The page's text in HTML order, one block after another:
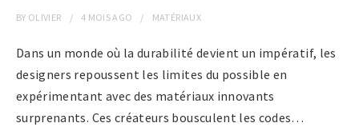
BY OLIVIER 4 MOISAGO MATÉRIAUX
Dans un monde où la durabilité devient un impératif, les
designers repoussent les limites du possible en
expérimentant avec des matériaux innovants
surprenants. Ces créateurs bousculent les codes…